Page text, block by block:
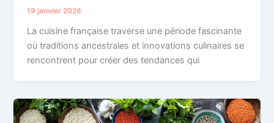
19 janvier 2026
La cuisine française traverse une période fascinante
où traditions ancestrales et innovations culinaires se
rencontrent pour créer des tendances qui